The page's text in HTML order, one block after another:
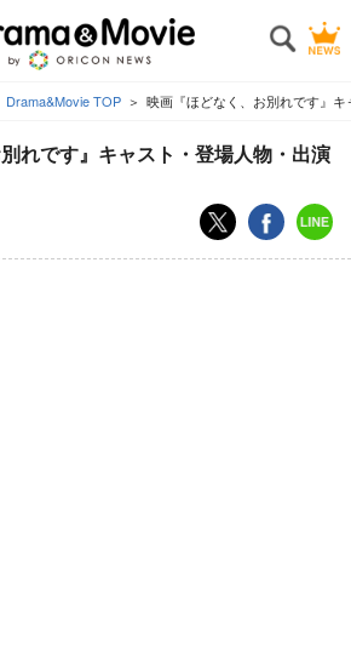
Drama&Movie TOP 映画『ほどなく、お別れです』
れです』キャスト・登場人物・出演